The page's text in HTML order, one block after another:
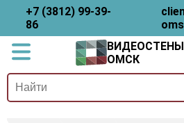
+7 (3812) 99-39-
86
ВИДЕОСТЕНЫ
ОМСК